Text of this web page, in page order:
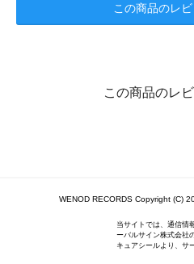
この商品のレ
この商品のレ
WENOD RECORDS Copyright (C)
当サイトでは、通信情
ーバルサイン株式会社
キュアシールより、サ